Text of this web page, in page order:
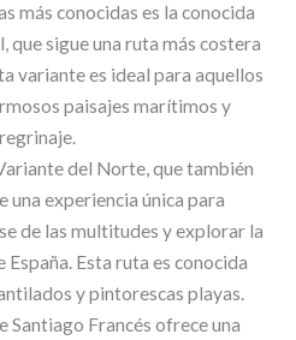
más conocidas es la conocida
que sigue una ruta más costera
variante es ideal para aquellos
paisajes marítimos y
del Norte, que también
una experiencia única para
de las multitudes y explorar la
Esta ruta es conocida
y pintorescas playas.
Santiago Francés ofrece una